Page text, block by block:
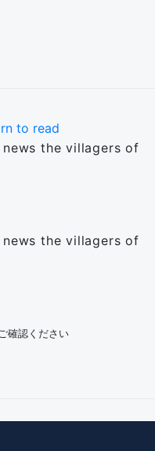
to read
the villagers of
the villagers of
確認ください